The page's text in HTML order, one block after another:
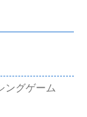
ングゲーム